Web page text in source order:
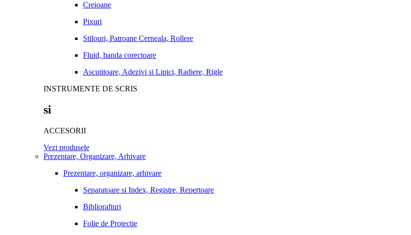
Creioane
Pixuri
Stilouri, Patroane Cerneala, Rollere
Fluid, banda corectoare
Ascutitoare, Adezivi si Lipici, Radiere, Rigle
INSTRUMENTE DE SCRIS
si
ACCESORII
Vezi produsele
Prezentare, Organizare, Arhivare
Prezentare, organizare, arhivare
Separatoare si Index, Registre, Repertoare
Bibliorafturi
Folie de Protectie